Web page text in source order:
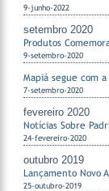
9-junho-2022
setembro 2020
Produtos
9-setembro-2020
Mapiá segue com
7-setembro-2020
fevereiro 2020
Notícias Sobre
24-fevereiro-2020
outubro 2019
Lançamento Novo
25-outubro-2019